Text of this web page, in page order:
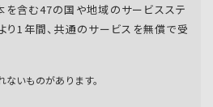
含む47の国や地域のサービスステ
り1年間、共通のサービスを無償で受
いものがあります。